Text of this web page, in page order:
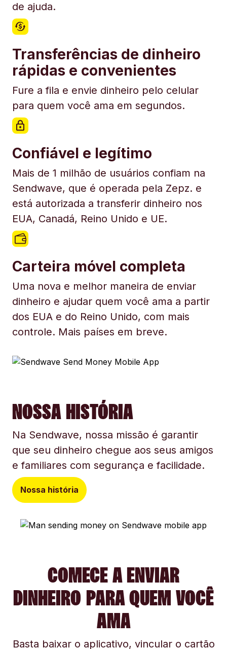
de ajuda.
Transferências de dinheiro
rápidas e convenientes
Fure a fila e envie dinheiro pelo celular
para quem você ama em segundos.
Confiável e legítimo
Mais de 1 milhão de usuários confiam na
Sendwave, que é operada pela Zepz. e
está autorizada a transferir dinheiro nos
EUA, Canadá, Reino Unido e UE.
Carteira móvel completa
Uma nova e melhor maneira de enviar
dinheiro e ajudar quem você ama a partir
dos EUA e do Reino Unido, com mais
controle. Mais países em breve.
NOSSA HISTÓRIA
Na Sendwave, nossa missão é garantir
que seu dinheiro chegue aos seus amigos
e familiares com segurança e facilidade.
Nossa história
COMECE A ENVIAR
DINHEIRO PARA QUEM VOCÊ
AMA
Basta baixar o aplicativo, vincular o cartão